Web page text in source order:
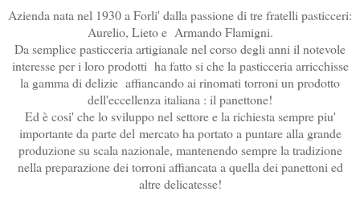
Azienda nata nel 1930 a Forli' dalla passione di tre fratelli pasticceri:
Aurelio, Lieto e Armando Flamigni.
Da semplice pasticceria artigianale nel corso degli anni il notevole
interesse per i loro prodotti ha fatto si che la pasticceria arricchisse
la gamma di delizie affiancando ai rinomati torroni un prodotto
dell'eccellenza italiana : il panettone!
Ed è cosi' che lo sviluppo nel settore e la richiesta sempre piu'
importante da parte del mercato ha portato a puntare alla grande
produzione su scala nazionale, mantenendo sempre la tradizione
nella preparazione dei torroni affiancata a quella dei panettoni ed
altre delicatesse!